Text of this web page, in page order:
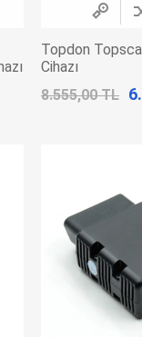
Topdon
Cihazı
8.555,00 TL